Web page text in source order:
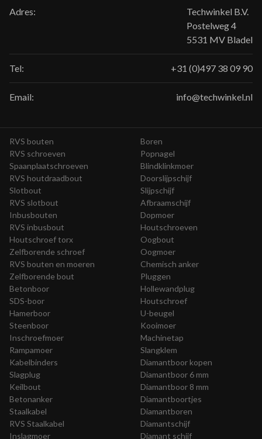
Adres:
Techwinkel B.V.
Postelweg 4
5531 MV Bladel
Tel: +31 (0)497 38 09 90
Email: info@techwinkel.nl
RVS bouten
RVS schroeven
Spaanplaatschroeven
RVS houtdraadbout
Slotbout
RVS slotbout
Inbusbouten
RVS inbusbout
Houtschroef torx
Zelfborende schroef
RVS bouten en moeren
Zelfborende bout
Betonboor
SDS-boor
Hamerboor
Steenboor
Boren
Popnagel
Blindklinkmoer
Doorslijpschijf
Slijpschijf
Afbraamschijf
Dopmoer
Houtschroeven
Oogbout
Oogmoer
Chemisch anker
Pluggen
Hollewandplug
Houtschroef
U-beugel
Kooimoer
Inschroefmoer
Rampamoer
Kabelbinders
Slagplug
Keilbout
Betonanker
Staalkabel
RVS Staalkabel
Inslagmoer
Machinetap
Slangklem
Diamantboor kopen
Diamantboor 6 mm
Diamantboor 8 mm
Diamantboortjes
Diamantboren
Diamantschijf
Diamant schijf